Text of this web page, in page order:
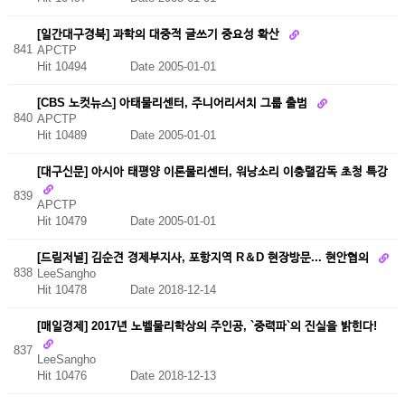
841
[일간대구경북] 과학의 대중적 글쓰기 중요성 확산
APCTP
Hit 10494
Date 2005-01-01
840
[CBS 노컷뉴스] 아태물리센터, 주니어리서치 그룹 출범
APCTP
Hit 10489
Date 2005-01-01
839
[대구신문] 아시아 태평양 이론물리센터, 워낭소리 이충렬감독 초청 특강
APCTP
Hit 10479 Date 2005-01-01
838
[드림저널] 김순견 경제부지사, 포항지역 R＆D 현장방문... 현안협의
LeeSangho
Hit 10478
Date 2018-12-14
837
[매일경제] 2017년 노벨물리학상의 주인공, `중력파`의 진실을 밝힌다!
LeeSangho
Hit 10476 Date 2018-12-13